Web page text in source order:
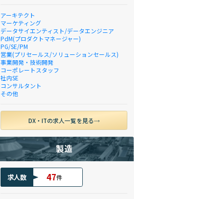
アーキテクト
マーケティング
データサイエンティスト/データエンジニア
PdM(プロダクトマネージャー)
PG/SE/PM
営業(プリセールス/ソリューションセールス)
事業開発・技術開発
コーポレートスタッフ
社内SE
コンサルタント
その他
DX・ITの求人一覧を見る
製造
求人数 47件